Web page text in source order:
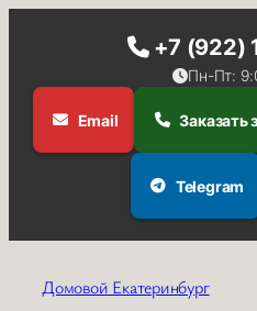
+7 (922)
Пн-Пт:
Email Заказать
Telegram
Домовой Екатеринбург